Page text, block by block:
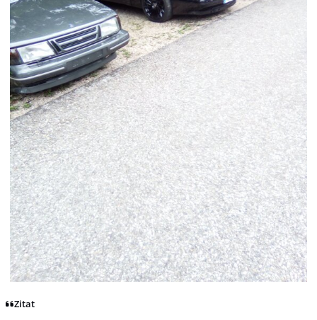
Zitat